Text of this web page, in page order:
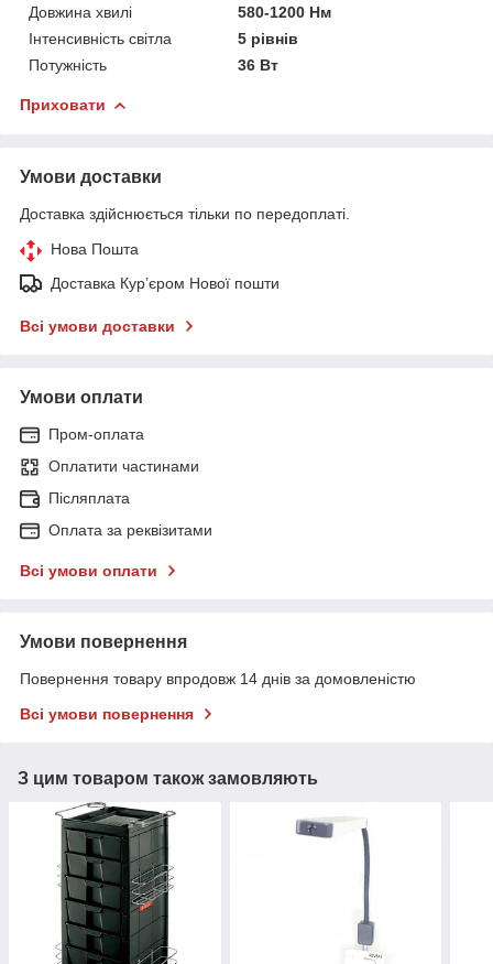
Довжина хвилі
580-1200 Нм
Інтенсивність світла
5 рівнів
Потужність
36 Вт
Приховати
Умови доставки
Доставка здійснюється тільки по передоплаті.
Нова Пошта
Доставка Курʼєром Нової пошти
Всі умови доставки
Умови оплати
Пром-оплата
Оплатити частинами
Післяплата
Оплата за реквізитами
Всі умови оплати
Умови повернення
Повернення товару впродовж 14 днів за домовленістю
Всі умови повернення
З цим товаром також замовляють